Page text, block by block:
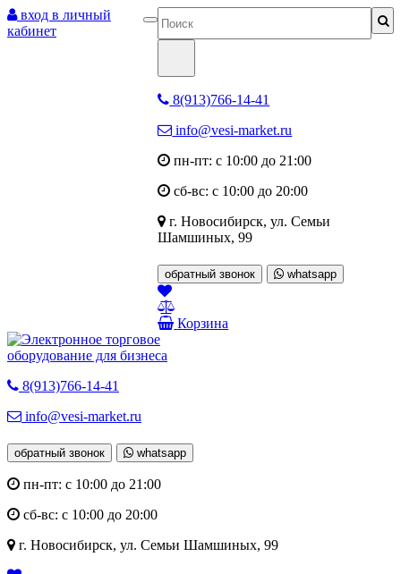
вход в личный
кабинет
8(913)766-14-41
info@vesi-market.ru
пн-пт: с 10:00 до 21:00
сб-вс: с 10:00 до 20:00
г. Новосибирск,ул. Семьи
Шамшиных, 99
обратный звонок whatsapp
Корзина
8(913)766-14-41
info@vesi-market.ru
обратный звонок whatsapp
пн-пт: с 10:00 до 21:00
сб-вс: с 10:00 до 20:00
г. Новосибирск, ул. Семьи Шамшиных, 99